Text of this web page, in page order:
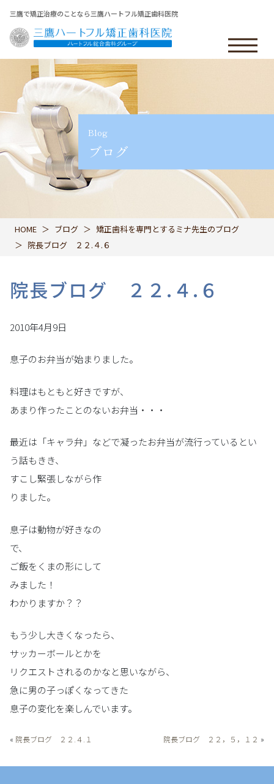
三鷹で矯正治療のことなら三鷹ハートフル矯正歯科医院
Blog
ブログ
HOME ブログ
矯正歯科を専門とするミナ先生のブログ
院長ブログ ２２.４.６
院長ブログ ２２.４.６
2010年4月9日
息子のお弁当が始まりました。
料理はもともと好きですが、
あまり作ったことのないお弁当・・・
最近は「キャラ弁」などで凝ったお弁当が流行っているとい
う話もきき、
すこし緊張しながら作
りました。
息子は動物が好きなの
で、
ご飯をくまの形にして
みました！
わかりますか？？
もう少し大きくなったら、
サッカーボールとかを
リクエストされるのかなと思いながら、
急に男の子っぽくなってきた
息子の変化を楽しんでいます。
« 院長ブログ ２２.４.１ 院長ブログ ２２，５，１２ »